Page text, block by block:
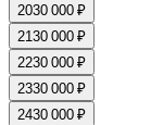
2030 000 ₽
2130 000 ₽
2230 000 ₽
2330 000 ₽
2430 000 ₽